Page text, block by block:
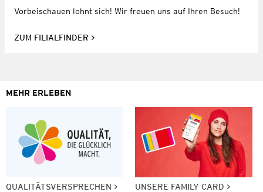
Vorbeischauen lohnt sich! Wir freuen uns auf Ihren Besuch!
ZUM FILIALFINDER
MEHR ERLEBEN
QUALITÄTSVERSPRECHEN UNSERE FAMILY CARD